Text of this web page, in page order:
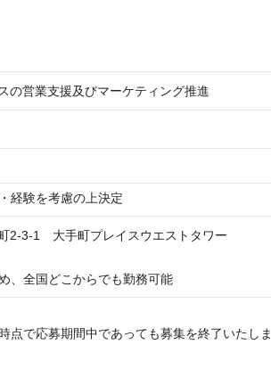
の営業支援及びマーケティング推進
経験を考慮の上決定
2-3-1 大手町プレイスウエストタワー
、全国どこからでも勤務可能
で応募期間中であっても募集を終了いたしま